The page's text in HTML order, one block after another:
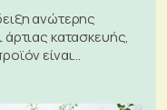
ανώτερης
άρτιας κατασκευής,
είναι